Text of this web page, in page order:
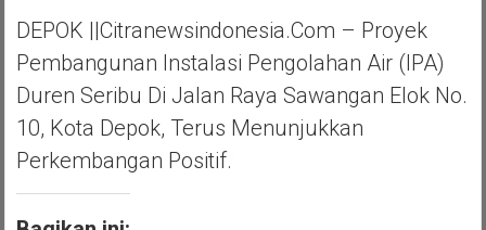
DEPOK ||Citranewsindonesia.com – Proyek
Pembangunan Instalasi Pengolahan Air (IPA)
Duren Seribu Di Jalan Raya Sawangan Elok No.
10, Kota Depok, Terus Menunjukkan
Perkembangan Positif.